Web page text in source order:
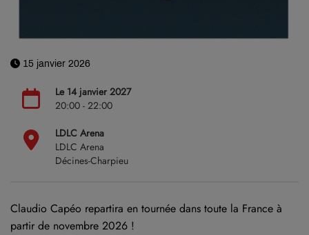
15 janvier 2026
Le 14 janvier 2027
20:00 - 22:00
LDLC Arena
LDLC Arena
Décines-Charpieu
Claudio Capéo repartira en tournée dans toute la France à
partir de novembre 2026 !